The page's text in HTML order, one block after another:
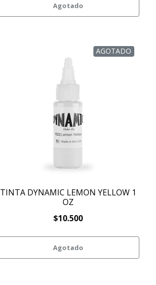
Agotado
AGOTADO
TINTA DYNAMIC LEMON YELLOW 1
OZ
$10.500
Agotado